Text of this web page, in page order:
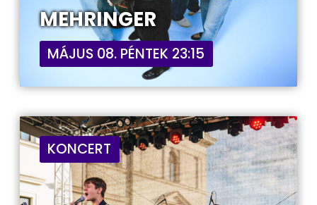
MEHRINGER
MÁJUS 08. PÉNTEK 23:15
KONCERT